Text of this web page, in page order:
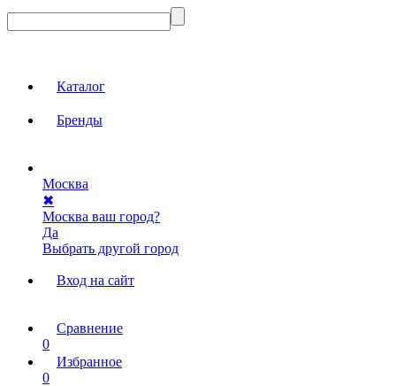
Каталог
Бренды
Москва
✖
Москва ваш город?
Да
Выбрать другой город
Вход на сайт
Сравнение
0
Избранное
0